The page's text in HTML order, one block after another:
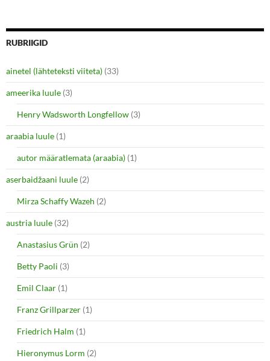
RUBRIIGID
ainetel (lähteteksti viiteta) (33)
ameerika luule (3)
Henry Wadsworth Longfellow (3)
araabia luule (1)
autor määratlemata (araabia) (1)
aserbaidžaani luule (2)
Mirza Schaffy Wazeh (2)
austria luule (32)
Anastasius Grün (2)
Betty Paoli (3)
Emil Claar (1)
Franz Grillparzer (1)
Friedrich Halm (1)
Hieronymus Lorm (2)